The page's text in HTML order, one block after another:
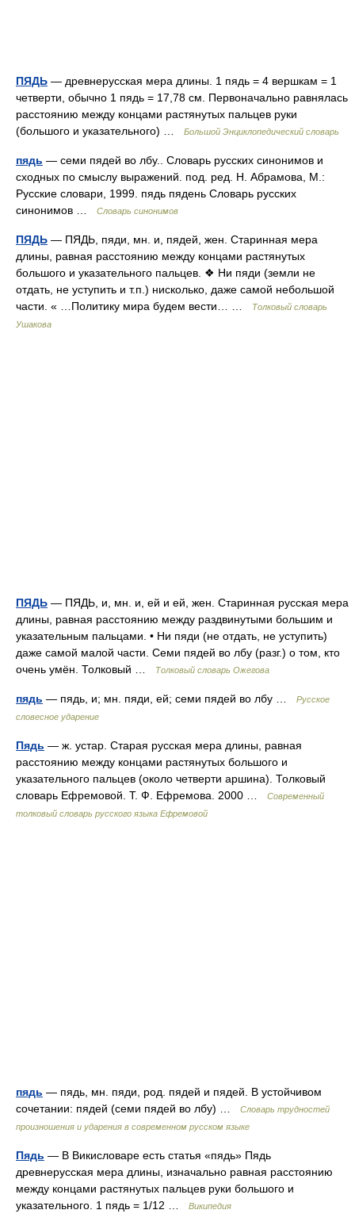
ПЯДЬ — древнерусская мера длины. 1 пядь = 4 вершкам = 1
четверти, обычно 1 пядь = 17,78 см. Первоначально равнялась
расстоянию между концами растянутых пальцев руки
(большого и указательного) …
Большой Энциклопедический словарь
пядь — семи пядей во лбу.. Словарь русских синонимов и
сходных по смыслу выражений. под. ред. Н. Абрамова, М.:
Русские словари, 1999. пядь пядень Словарь русских
синонимов …
Словарь синонимов
ПЯДЬ — ПЯДЬ, пяди, мн. и, пядей, жен. Старинная мера
длины, равная расстоянию между концами растянутых
большого и указательного пальцев. ❖ Ни пяди (земли не
отдать, не уступить и т.п.) нисколько, даже самой небольшой
части. « …Политику мира будем вести… …
Толковый словарь
Ушакова
ПЯДЬ — ПЯДЬ, и, мн. и, ей и ей, жен. Старинная русская мера
длины, равная расстоянию между раздвинутыми большим и
указательным пальцами. • Ни пяди (не отдать, не уступить)
даже самой малой части. Семи пядей во лбу (разг.) о том, кто
очень умён. Толковый …
Толковый словарь Ожегова
пядь — пядь, и; мн. пяди, ей; семи пядей во лбу …
Русское
словесное ударение
Пядь — ж. устар. Старая русская мера длины, равная
расстоянию между концами растянутых большого и
указательного пальцев (около четверти аршина). Толковый
словарь Ефремовой. Т. Ф. Ефремова. 2000 …
Современный
толковый словарь русского языка Ефремовой
пядь — пядь, мн. пяди, род. пядей и пядей. В устойчивом
сочетании: пядей (семи пядей во лбу) …
Словарь трудностей
произношения и ударения в современном русском языке
Пядь — В Викисловаре есть статья «пядь» Пядь
древнерусская мера длины, изначально равная расстоянию
между концами растянутых пальцев руки большого и
указательного. 1 пядь = 1/12 …
Википедия